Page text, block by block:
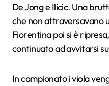
De Jong e Ilicic. Una
che non attraversavano
Fiorentina poi si è
continuato ad avvitarsi
In campionato i viola